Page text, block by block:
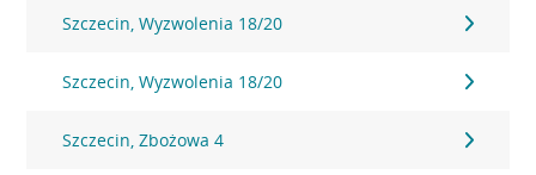
Szczecin, Wyzwolenia 18/20
Szczecin, Wyzwolenia 18/20
Szczecin, Zbożowa 4